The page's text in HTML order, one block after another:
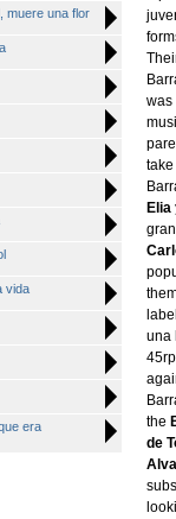
muere una flor
vida
era
was
Elia
una
the
de